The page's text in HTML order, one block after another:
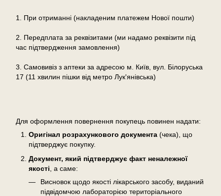
1. При отриманні (накладеним платежем Нової пошти)
2. Передплата за реквізитами (ми надамо реквізити під
час підтвердження замовлення)
3. Самовивіз з аптеки за адресою м. Київ, вул. Білоруська
17 (11 хвилин пішки від метро Лук'янівська)
Для оформлення повернення покупець повинен надати:
Оригінал розрахункового документа (чека), що
підтверджує покупку.
Документ, який підтверджує факт неналежної
якості , а саме:
Висновок щодо якості лікарського засобу, виданий
підвідомчою лабораторією територіального